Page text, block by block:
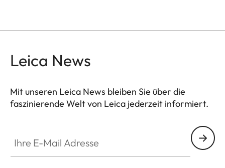
Leica News
Mit unseren Leica News bleiben Sie über die
faszinierende Welt von Leica jederzeit informiert.